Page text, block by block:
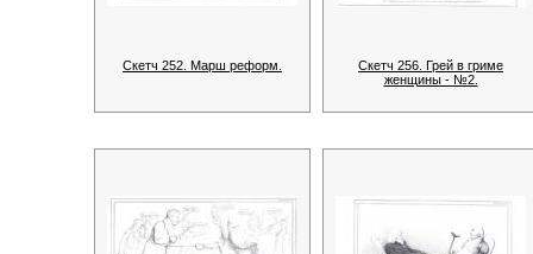
Скетч 252. Марш реформ.
Скетч 256. Грей в гриме
женщины - №2.